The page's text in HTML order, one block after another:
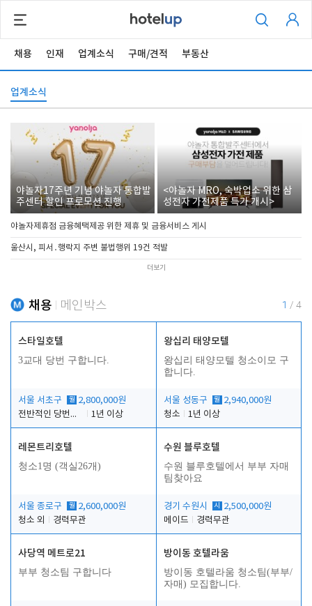
채용 인재 업계소식 구매/견적 부동산
업계소식
야놀자17주년 기념 야놀자 통합발
주센터 할인 프로모션 진행
<야놀자 MRO, 숙박업소 위한 삼
성전자 가전제품 특가 개시>
야놀자제휴점 금융혜택제공 위한 제휴 및 금융서비스 게시
울산시, 피서․행락지 주변 불법행위 19건 적발
더보기
채용 메인박스 1 / 4
스타일호텔
3교대 당번 구합니다.
서울 서초구 월 2,800,000원
전반적인 당번업무
1년 이상
왕십리 태양모텔
왕십리 태양모텔 청소이모 구
합니다.
서울 성동구 월 2,940,000원
청소
1년 이상
레몬트리호텔
청소1명 (객실26개)
서울 종로구 월 2,600,000원
청소 외
경력무관
수원 블루호텔
수원 블루호텔에서 부부 자매
팀찾아요
경기 수원시 시
2,500,000원
메이드
경력무관
사당역 메트로21
부부 청소팀 구합니다
방이동 호텔라움
방이동 호텔라움 청소팀(부부/
자매) 모집합니다.